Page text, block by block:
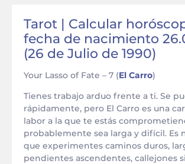
Tarot | Calcular
fecha de nacimiento
(26 de Julio de 1990)
Your Lasso of Fate – 7 (El Carro)
Tienes trabajo arduo frente a ti. Se
rápidamente, pero El Carro es una
labor a la que te estás
probablemente sea larga y difícil. Es
que experimentes caminos duros,
pendientes ascendentes, callejones